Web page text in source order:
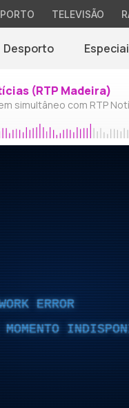
TELEVISÃO
Desporto
(RTP Madeira)
simultâneo com RTP
ERROR